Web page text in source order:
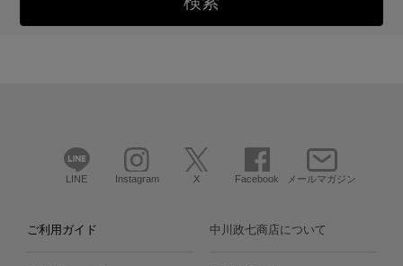
LINE Instagram X Facebook メールマガジン
ご利用ガイド 中川政七商店について